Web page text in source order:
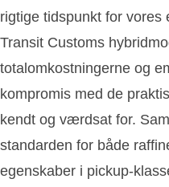
rigtige tidspunkt for vores
Transit Customs
totalomkostningerne og
kompromis med de
kendt og værdsat for.
standarden for både
egenskaber i pickup-